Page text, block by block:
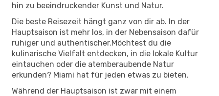
hin zu beeindruckender Kunst und Natur.
Die beste Reisezeit hängt ganz von dir ab. In der
Hauptsaison ist mehr los, in der Nebensaison dafür
ruhiger und authentischer.Möchtest du die
kulinarische Vielfalt entdecken, in die lokale Kultur
eintauchen oder die atemberaubende Natur
erkunden? Miami hat für jeden etwas zu bieten.
Während der Hauptsaison ist zwar mit einem